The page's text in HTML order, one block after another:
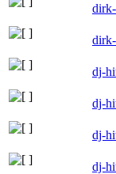
dj-
dj-
dj-
dj-